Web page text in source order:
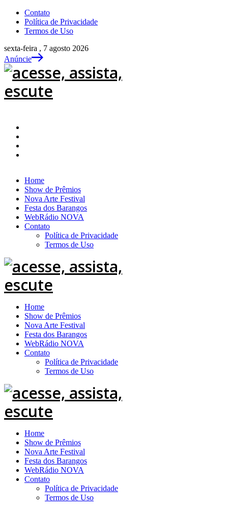
Contato
Política de Privacidade
Termos de Uso
sexta-feira , 7 agosto 2026
Anúncie
Home
Show de Prêmios
Nova Arte Festival
Festa dos Barangos
WebRádio NOVA
Contato
Política de Privacidade
Termos de Uso
Home
Show de Prêmios
Nova Arte Festival
Festa dos Barangos
WebRádio NOVA
Contato
Política de Privacidade
Termos de Uso
Home
Show de Prêmios
Nova Arte Festival
Festa dos Barangos
WebRádio NOVA
Contato
Política de Privacidade
Termos de Uso